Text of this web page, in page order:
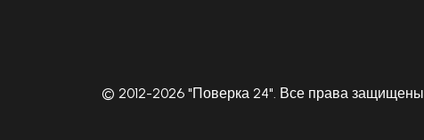
© 2012-2026 "Поверка 24". Все права защищены